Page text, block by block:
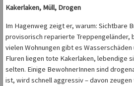
Kakerlaken, Müll, Drogen
Im Hagenweg zeigt er, warum: Sichtbare
provisorisch reparierte Treppengeländer,
vielen Wohnungen gibt es Wasserschäden
Fluren liegen tote Kakerlaken, lebendige
selten. Einige BewohnerInnen sind
ist, wird schnell aggressiv – davon